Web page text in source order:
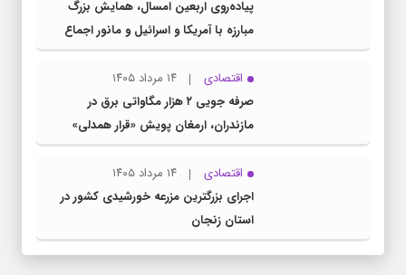
پیاده‌روی اربعین امسال، همایش بزرگ
مبارزه با آمریکا و اسرائیل و مانور اجماع
جبهه مقاومت و ملت‌های آزادی‌خواه در برابر
استکبار بود
اقتصادی
۱۴ مرداد ۱۴۰۵
صرفه جویی ۲ هزار مگاواتی برق در
مازندران، ارمغان پویش «قرار همدلی»
اقتصادی
۱۴ مرداد ۱۴۰۵
اجرای بزرگترین مزرعه خورشیدی کشور در
استان زنجان